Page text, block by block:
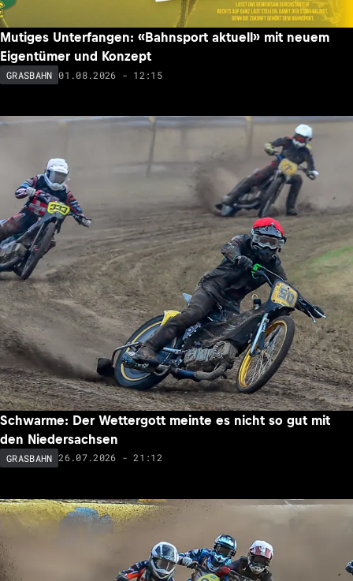
Mutiges Unterfangen: «Bahnsport aktuell» mit neuem
Eigentümer und Konzept
GRASBAHN 01.08.2026 - 12:15
Schwarme: Der Wettergott meinte es nicht so gut mit
den Niedersachsen
GRASBAHN 26.07.2026 - 21:12